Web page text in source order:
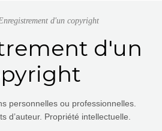
d'un copyright
d'un
personnelles ou professionnelles.
d’auteur. Propriété intellectuelle.